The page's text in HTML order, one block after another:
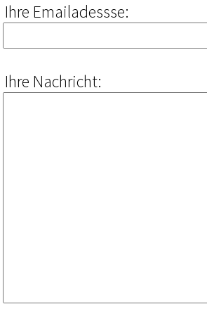
Ihre Emailadessse:
Ihre Nachricht: